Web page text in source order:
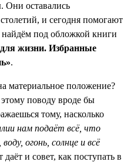
Они оставались
и сегодня помогают
под обложкой книги
жизни. Избранные
.
материальное положение?
поводу вроде бы
тому, насколько
нам подаёт всё, что
огонь, солнце и всё
и совет, как поступать в